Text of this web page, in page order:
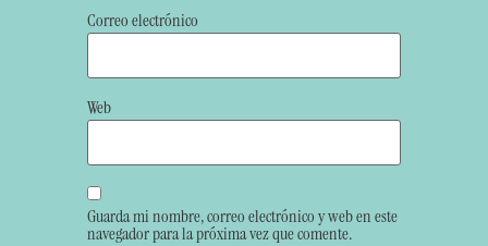
Correo electrónico
Web
Guarda mi nombre, correo electrónico y web en este
navegador para la próxima vez que comente.